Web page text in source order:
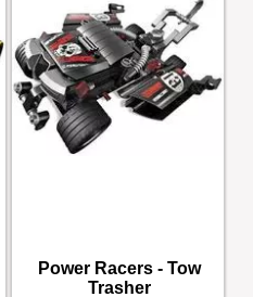
Power Racers - Tow
Trasher